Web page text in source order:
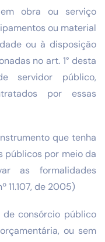
obra ou serviço
ou material
ou à disposição
no art. 1° desta
servidor público,
por essas
que tenha
públicos por meio da
as formalidades
11.107, de 2005)
consórcio público
ou sem